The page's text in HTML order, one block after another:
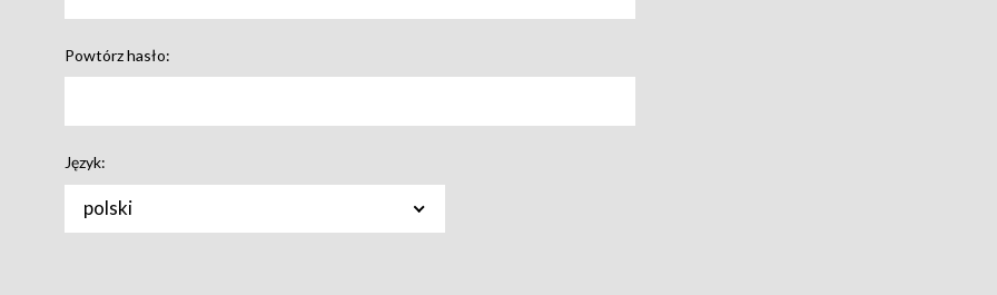
Powtórz hasło:
Język:
polski